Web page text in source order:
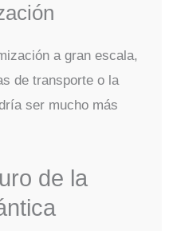
a gran escala,
de transporte o la
ser mucho más
de la